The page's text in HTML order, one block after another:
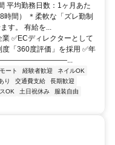
平均勤務日数：1ヶ月あた
間） ＊柔軟な「ズレ勤制
す。 有給を...
✅ECディレクターとして
「360度評価」を採用 ✅年
ート 経験者歓迎
ネイルOK
り 交通費支給
長期歓迎
OK 土日祝休み
服装自由